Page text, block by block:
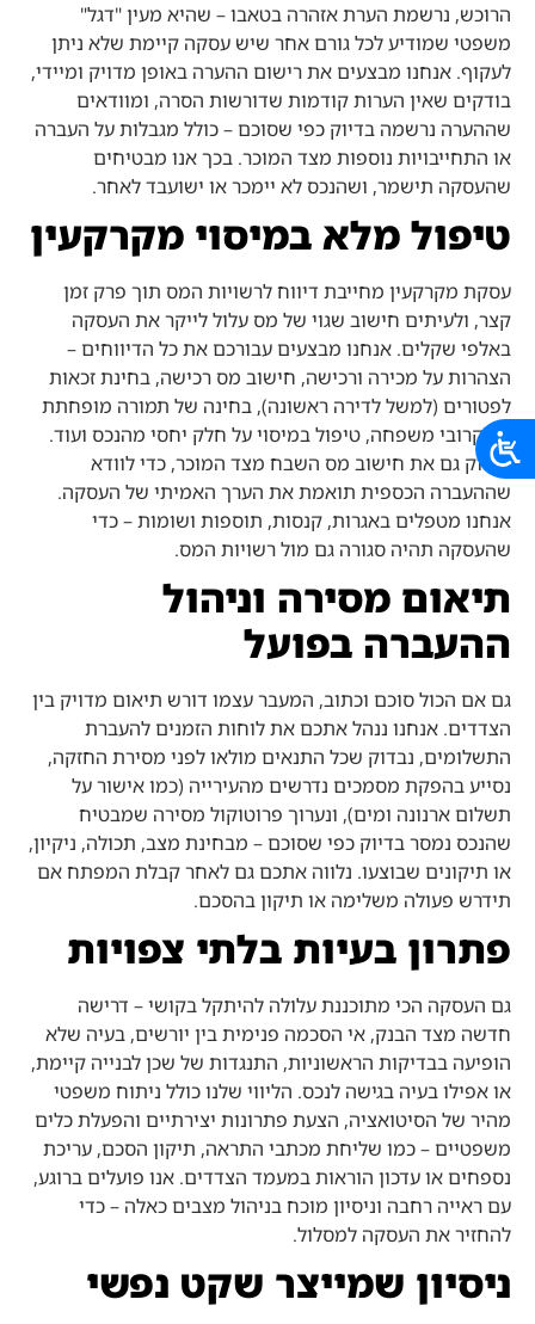
הרוכש, נרשמת הערת אזהרה בטאבו – שהיא מעין "דגל"
משפטי שמודיע לכל גורם אחר שיש עסקה קיימת שלא ניתן
לעקוף. אנחנו מבצעים את רישום ההערה באופן מדויק ומיידי,
בודקים שאין הערות קודמות שדורשות הסרה, ומוודאים
שההערה נרשמה בדיוק כפי שסוכם – כולל מגבלות על העברה
או התחייבויות נוספות מצד המוכר. בכך אנו מבטיחים
שהעסקה תישמר, ושהנכס לא יימכר או ישועבד לאחר.
טיפול מלא במיסוי מקרקעין
עסקת מקרקעין מחייבת דיווח לרשויות המס תוך פרק זמן
קצר, ולעיתים חישוב שגוי של מס עלול לייקר את העסקה
באלפי שקלים. אנחנו מבצעים עבורכם את כל הדיווחים –
הצהרות על מכירה ורכישה, חישוב מס רכישה, בחינת זכאות
לפטורים (למשל לדירה ראשונה), בחינה של תמורה מופחתת
בין קרובי משפחה, טיפול במיסוי על חלק יחסי מהנכס ועוד.
נבדוק גם את חישוב מס השבח מצד המוכר, כדי לוודא
שההעברה הכספית תואמת את הערך האמיתי של העסקה.
אנחנו מטפלים באגרות, קנסות, תוספות ושומות – כדי
שהעסקה תהיה סגורה גם מול רשויות המס.
תיאום מסירה וניהול
ההעברה בפועל
גם אם הכול סוכם וכתוב, המעבר עצמו דורש תיאום מדויק בין
הצדדים. אנחנו ננהל אתכם את לוחות הזמנים להעברת
התשלומים, נבדוק שכל התנאים מולאו לפני מסירת החזקה,
נסייע בהפקת מסמכים נדרשים מהעירייה (כמו אישור על
תשלום ארנונה ומים), ונערוך פרוטוקול מסירה שמבטיח
שהנכס נמסר בדיוק כפי שסוכם – מבחינת מצב, תכולה, ניקיון,
או תיקונים שבוצעו. נלווה אתכם גם לאחר קבלת המפתח אם
תידרש פעולה משלימה או תיקון בהסכם.
פתרון בעיות בלתי צפויות
גם העסקה הכי מתוכננת עלולה להיתקל בקושי – דרישה
חדשה מצד הבנק, אי הסכמה פנימית בין יורשים, בעיה שלא
הופיעה בבדיקות הראשוניות, התנגדות של שכן לבנייה קיימת,
או אפילו בעיה בגישה לנכס. הליווי שלנו כולל ניתוח משפטי
מהיר של הסיטואציה, הצעת פתרונות יצירתיים והפעלת כלים
משפטיים – כמו שליחת מכתבי התראה, תיקון הסכם, עריכת
נספחים או עדכון הוראות במעמד הצדדים. אנו פועלים ברוגע,
עם ראייה רחבה וניסיון מוכח בניהול מצבים כאלה – כדי
להחזיר את העסקה למסלול.
ניסיון שמייצר שקט נפשי